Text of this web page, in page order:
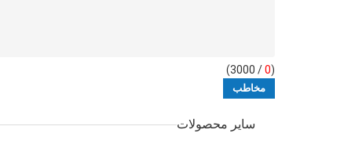
(
0
/ 3000)
سایر محصولات